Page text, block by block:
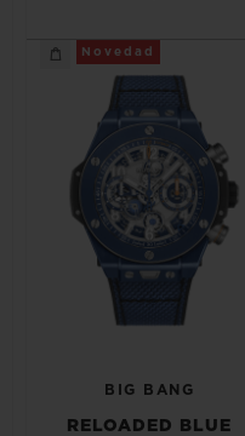
Novedad
BIG BANG
RELOADED BLUE